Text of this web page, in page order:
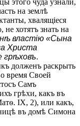
этого чуда узнали,
на землѣ
хвалящіеся
хотятъ знать на
властію «Сына
Христа
грѣховъ.
долженъ раскрыть
время Своей
Самъ
грѣхи, какъ въ
IX, 2), или какъ,
въ домѣ Симона